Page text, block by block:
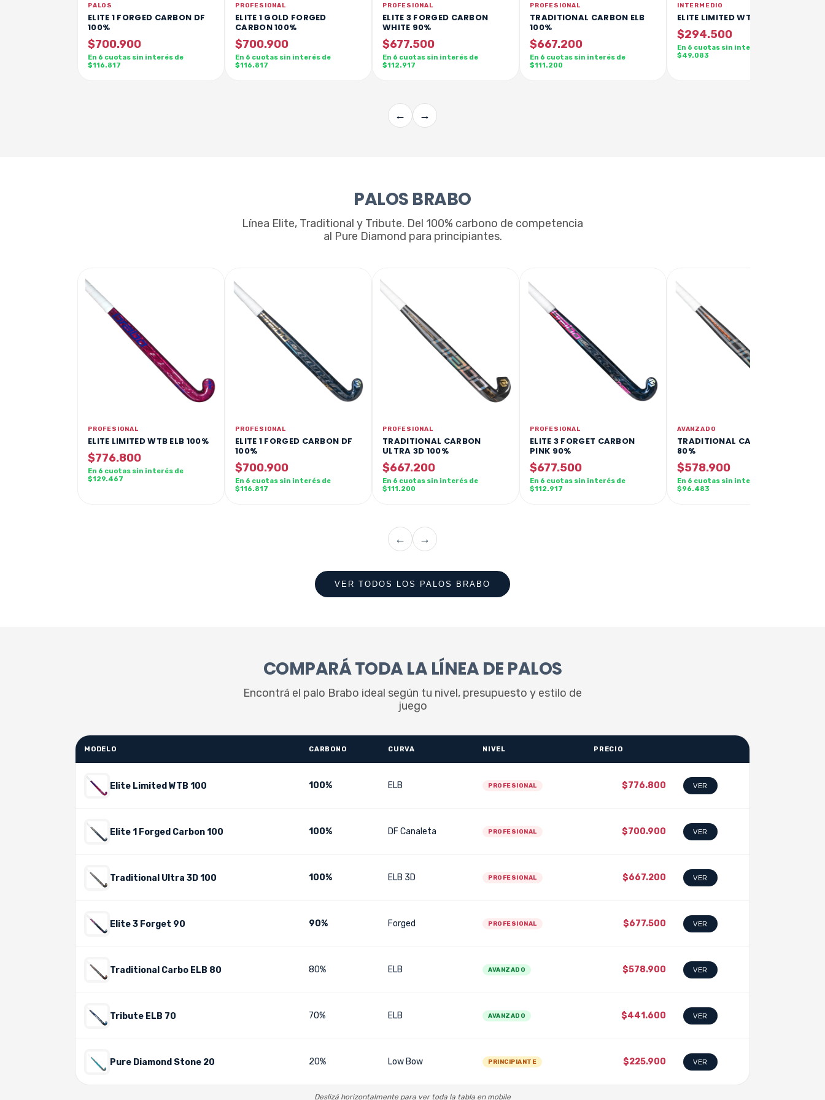
PALOS
ELITE 1 FORGED CARBON DF
100%
$700.900
En 6 cuotas sin interés de
$116.817
PROFESIONAL
ELITE 1 GOLD FORGED
CARBON 100%
$700.900
En 6 cuotas sin interés de
$116.817
PROFESIONAL
ELITE 3 FORGED CARBON
WHITE 90%
$677.500
En 6 cuotas sin interés de
$112.917
PROFESIONAL
TRADITIONAL CARBON ELB
100%
$667.200
En 6 cuotas sin interés de
$111.200
INTERMEDIO
ELITE LIMITED WTB LB 40%
$294.500
En 6 cuotas sin interés de
$49.083
← →
PALOS BRABO
Línea Elite, Traditional y Tribute. Del 100% carbono de competencia
al Pure Diamond para principiantes.
PROFESIONAL
ELITE LIMITED WTB ELB 100%
$776.800
En 6 cuotas sin interés de
$129.467
PROFESIONAL
ELITE 1 FORGED CARBON DF
100%
$700.900
En 6 cuotas sin interés de
$116.817
PROFESIONAL
TRADITIONAL CARBON
ULTRA 3D 100%
$667.200
En 6 cuotas sin interés de
$111.200
PROFESIONAL
ELITE 3 FORGET CARBON
PINK 90%
$677.500
En 6 cuotas sin interés de
$112.917
AVANZADO
TRADITIONAL CARBO ELB
80%
$578.900
En 6 cuotas sin interés de
$96.483
← →
VER TODOS LOS PALOS BRABO
COMPARÁ TODA LA LÍNEA DE PALOS
Encontrá el palo Brabo ideal según tu nivel, presupuesto y estilo de
juego
MODELO CARBONO CURVA NIVEL PRECIO
Elite Limited WTB 100 100% ELB PROFESIONAL $776.800 VER
Elite 1 Forged Carbon 100 100% DF Canaleta PROFESIONAL $700.900 VER
Traditional Ultra 3D 100 100% ELB 3D PROFESIONAL $667.200 VER
Elite 3 Forget 90 90% Forged PROFESIONAL $677.500 VER
Traditional Carbo ELB 80 80% ELB AVANZADO $578.900 VER
Tribute ELB 70 70% ELB AVANZADO $441.600 VER
Pure Diamond Stone 20 20% Low Bow PRINCIPIANTE $225.900 VER
Deslizá horizontalmente para ver toda la tabla en mobile